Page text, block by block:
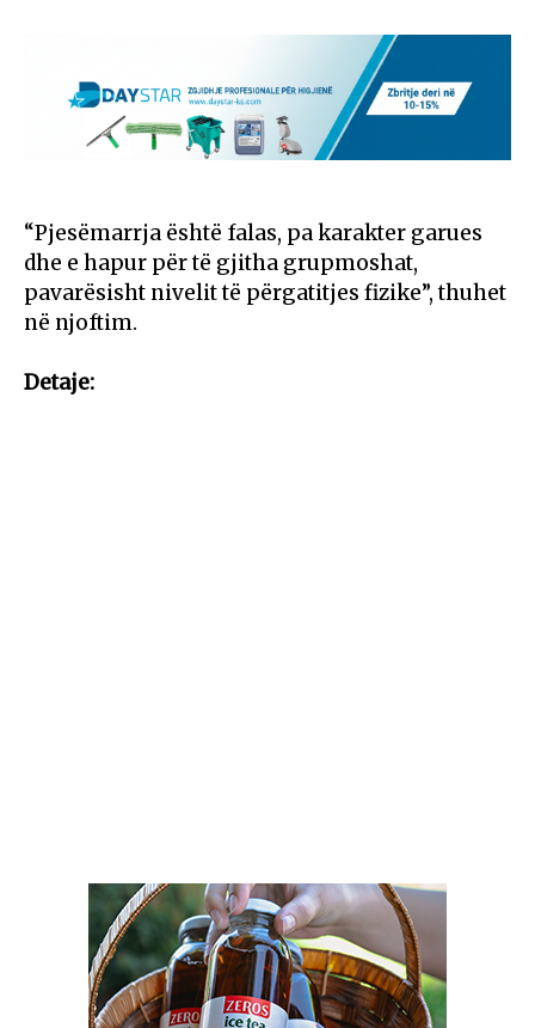
“Pjesëmarrja është falas, pa karakter garues
dhe e hapur për të gjitha grupmoshat,
pavarësisht nivelit të përgatitjes fizike”, thuhet
në njoftim.
Detaje: